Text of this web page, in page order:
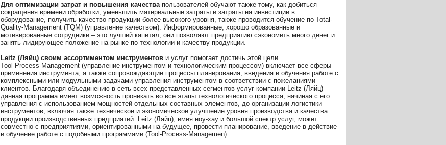
Для оптимизации затрат и повышения качества пользователей обучают также тому, как добиться
сокращения времени обработки, уменьшить материальные затраты и затраты на инвестиции в
оборудование, получить качество продукции более высокого уровня, также проводится обучение по Total-
Quality-Management (TQM) (управление качеством). Информированные, хорошо образованные и
мотивированные сотрудники – это лучший капитал, они позволяют предприятию сэкономить много денег и
занять лидирующее положение на рынке по технологии и качеству продукции.
Leitz (Ляйц) своим ассортиментом инструментов и услуг помогает достичь этой цели.
Tool-Process-Management (управление инструментом и технологическим процессом) включает все сферы
применения инструмента, а также сопровождающие процессы планирования, введения и обучения работе с
комплексными или модульными задачами управления инструментом в соответствии с пожеланиями
клиентов. Благодаря объединению в сеть всех представленных сегментов услуг компании Leitz (Ляйц)
данная программа имеет возможность проникать во все этапы технологического процесса, начиная с его
управления с использованием мощностей отдельных составных элементов, до организации логистики
инструментов, включая также техническое и экономическое улучшение уровня производства и качества
продукции производственных предприятий. Leitz (Ляйц), имея ноу-хау и большой спектр услуг, может
совместно с предприятиями, ориентированными на будущее, провести планирование, введение в действие
и обучение работе с подобными программами (Tool-Process-Managemen).